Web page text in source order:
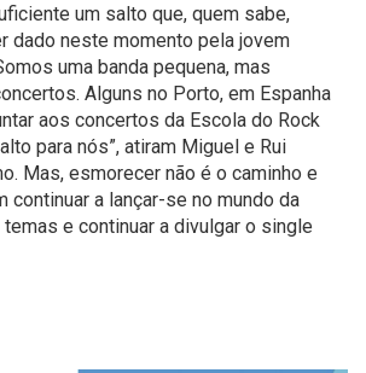
um salto que, quem sabe,
dado neste momento pela jovem
uma banda pequena, mas
Alguns no Porto, em Espanha
aos concertos da Escola do Rock
para nós”, atiram Miguel e Rui
Mas, esmorecer não é o caminho e
continuar a lançar-se no mundo da
e continuar a divulgar o single